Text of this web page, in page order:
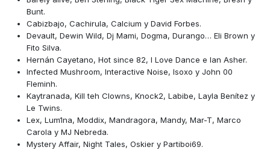
Bunt.
Cabizbajo, Cachirula, Calcium y David Forbes.
Devault, Dewin Wild, Dj Mami, Dogma, Durango… Eli Brown y
Fito Silva.
Hernán Cayetano, Hot since 82, I Love Dance e Ian Asher.
Infected Mushroom, Interactive Noise, Isoxo y John 00
Fleminh.
Kaytranada, Kill teh Clowns, Knock2, Labibe, Layla Benítez y
Le Twins.
Lex, Lum1na, Moddix, Mandragora, Mandy, Mar-T, Marco
Carola y MJ Nebreda.
Mystery Affair, Night Tales, Oskier y Partiboi69.